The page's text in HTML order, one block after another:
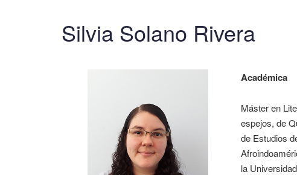
Silvia Solano Rivera
Académica
Máster en
espejos, de
de Estudios
la